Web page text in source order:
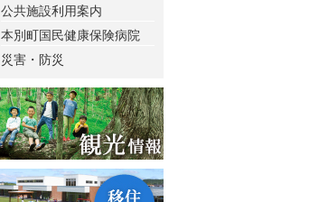
公共施設利用案内
本別町国民健康保険病院
災害・防災